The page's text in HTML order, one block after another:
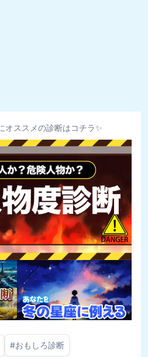
オススメの診断はコチラ✨
#おもしろ診断